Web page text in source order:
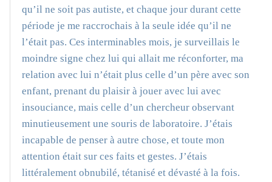
qu’il ne soit pas autiste, et chaque jour durant cette
période je me raccrochais à la seule idée qu’il ne
l’était pas. Ces interminables mois, je surveillais le
moindre signe chez lui qui allait me réconforter, ma
relation avec lui n’était plus celle d’un père avec son
enfant, prenant du plaisir à jouer avec lui avec
insouciance, mais celle d’un chercheur observant
minutieusement une souris de laboratoire. J’étais
incapable de penser à autre chose, et toute mon
attention était sur ces faits et gestes. J’étais
littéralement obnubilé, tétanisé et dévasté à la fois.